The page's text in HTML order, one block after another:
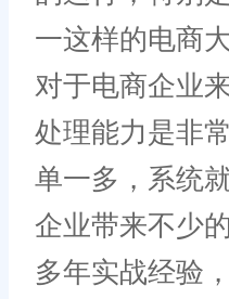
一这样的电商
对于电商企业
处理能力是非
单一多，系统
企业带来不少
多年实战经验